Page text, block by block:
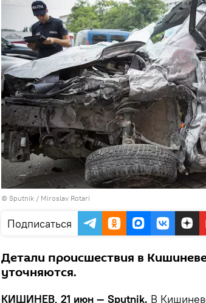
© Sputnik / Miroslav Rotari
Подписаться
Детали происшествия в
уточняются.
КИШИНЕВ, 21 июн — Sputnik. В